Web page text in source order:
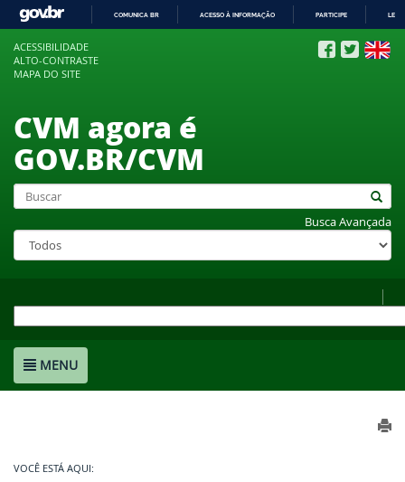
COMUNICA BR ACESSO À INFORMAÇÃO PARTICIPE
ACESSIBILIDADE
ALTO-CONTRASTE
MAPA DO SITE
CVM agora é
GOV.BR/CVM
Busca Avançada
MENU
VOCÊ ESTÁ AQUI: